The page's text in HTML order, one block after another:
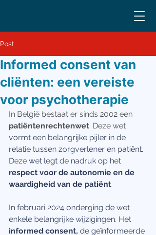
Post
Informed consent van
cliënten: een vereiste
voor psychotherapie
In België bestaat er sinds 2002 een
patiëntenrechtenwet. Deze wet
vormt een belangrijke pijler in de
relatie tussen zorgverlener en patiënt.
Deze wet legt de nadruk op het
respect voor de autonomie en de
waardigheid van de patiënt.
In februari 2024 onderging de wet
enkele belangrijke wijzigingen. Het
informed consent, de geïnformeerde